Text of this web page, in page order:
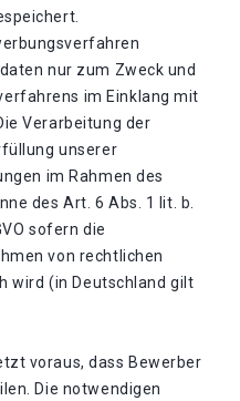
nur zum Zweck und
im Einklang mit
Verarbeitung der
unserer
im Rahmen des
des Art. 6 Abs. 1 lit. b.
sofern die
von rechtlichen
wird (in Deutschland gilt
voraus, dass Bewerber
Die notwendigen